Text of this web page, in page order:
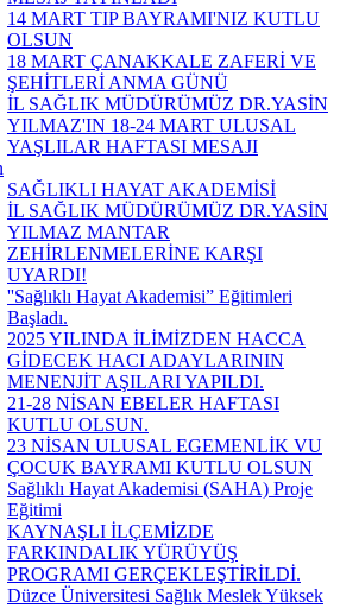
14 MART TIP BAYRAMI'NIZ KUTLU
OLSUN
18 MART ÇANAKKALE ZAFERİ VE
ŞEHİTLERİ ANMA GÜNÜ
İL SAĞLIK MÜDÜRÜMÜZ DR.YASİN
YILMAZ'IN 18-24 MART ULUSAL
YAŞLILAR HAFTASI MESAJI
SAĞLIKLI HAYAT AKADEMİSİ
İL SAĞLIK MÜDÜRÜMÜZ DR.YASİN
YILMAZ MANTAR
ZEHİRLENMELERİNE KARŞI
UYARDI!
''Sağlıklı Hayat Akademisi” Eğitimleri
Başladı.
2025 YILINDA İLİMİZDEN HACCA
GİDECEK HACI ADAYLARININ
MENENJİT AŞILARI YAPILDI.
21-28 NİSAN EBELER HAFTASI
KUTLU OLSUN.
23 NİSAN ULUSAL EGEMENLİK VU
ÇOCUK BAYRAMI KUTLU OLSUN
Sağlıklı Hayat Akademisi (SAHA) Proje
Eğitimi
KAYNAŞLI İLÇEMİZDE
FARKINDALIK YÜRÜYÜŞ
PROGRAMI GERÇEKLEŞTİRİLDİ.
Düzce Üniversitesi Sağlık Meslek Yüksek